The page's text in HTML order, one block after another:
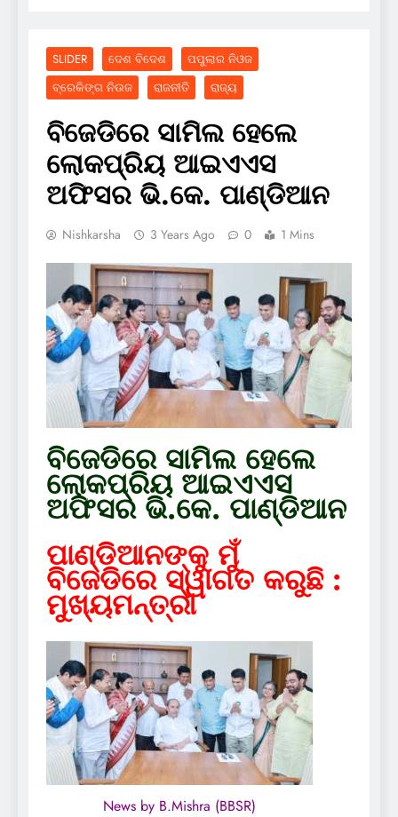
SLIDER ଦେଶ ବିଦେଶ
ପପୁଲାର ନିଓଜ
ବ୍ରେକିଙ୍ଗ ନିଉଜ
ରାଜନୀତି ରାଜ୍ୟ
ବିଜେଡିରେ ସାମିଲ ହେଲେ
ଲୋକପ୍ରିୟ ଆଇଏଏସ
ଅଫିସର ଭି.କେ. ପାଣ୍ଡିଆନ
Nishkarsha 3 Years Ago 0 1 Mins
ବିଜେଡିରେ ସାମିଲ ହେଲେ
ଲୋକପ୍ରିୟ ଆଇଏଏସ
ଅଫିସର ଭି.କେ. ପାଣ୍ଡିଆନ
ପାଣ୍ଡିଆନଙ୍କୁ ମୁଁ
ବିଜେଡିରେ ସ୍ୱାଗତ କରୁଛି :
ମୁଖ୍ୟମନ୍ତ୍ରୀ
News by B.Mishra (BBSR)